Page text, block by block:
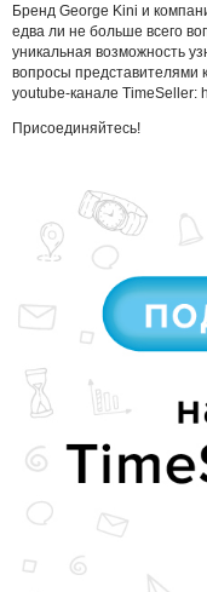
Бренд George Kini и
едва ли не больше всего
уникальная возможность
вопросы
youtube-канале TimeSeller:
Присоединяйтесь!